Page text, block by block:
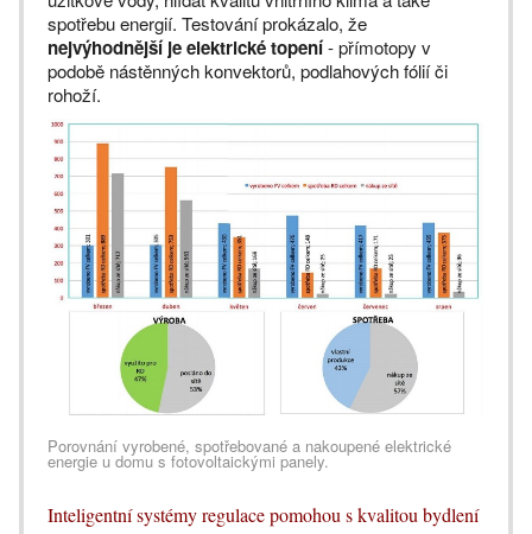
spotřebu energií. Testování prokázalo, že
nejvýhodnější je elektrické topení- přímotopy v
podobě nástěnných konvektorů, podlahových fólií či
rohoží.
Porovnání vyrobené, spotřebované a nakoupené elektrické
energie u domu s fotovoltaickými panely.
Inteligentní systémy regulace pomohou s kvalitou bydlení